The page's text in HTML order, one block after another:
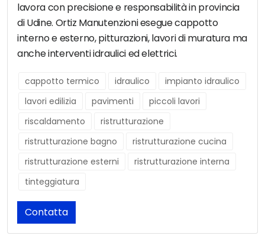
lavora con precisione e responsabilità in provincia
di Udine. Ortiz Manutenzioni esegue cappotto
interno e esterno, pitturazioni, lavori di muratura ma
anche interventi idraulici ed elettrici.
cappotto termico idraulico
impianto idraulico
lavori edilizia
pavimenti
piccoli lavori
riscaldamento
ristrutturazione
ristrutturazione bagno
ristrutturazione cucina
ristrutturazione esterni
ristrutturazione interna
tinteggiatura
Contatta